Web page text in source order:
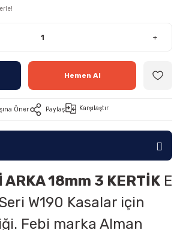
+
Hemen Al
Öner Paylaş Karşılaştır
ARKA 18mm 3 KERTİK E
W190 Kasalar için
Febi marka Alman